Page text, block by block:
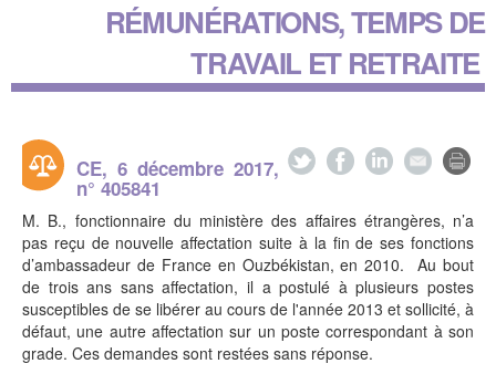
RÉMUNÉRATIONS, TEMPS DE
TRAVAIL ET RETRAITE
CE, 6 décembre 2017,
n° 405841
M. B., fonctionnaire du ministère des affaires étrangères, n’a
pas reçu de nouvelle affectation suite à la fin de ses fonctions
d’ambassadeur de France en Ouzbékistan, en 2010. Au bout
de trois ans sans affectation, il a postulé à plusieurs postes
susceptibles de se libérer au cours de l'année 2013 et sollicité, à
défaut, une autre affectation sur un poste correspondant à son
grade. Ces demandes sont restées sans réponse.